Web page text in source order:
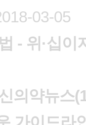
03-05
- 위·십이
의약뉴스